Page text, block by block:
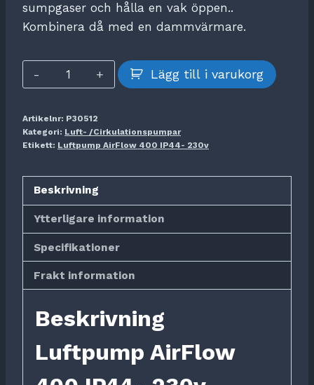
sumpgaser och hålla en vak öppen..
Kombinera då med en dammvärmare.
Luftpump
AirFlow
IP44-
230v
Lägg till i varukorg
Artikelnr: P30512
Kategori: Luft- /Cirkulationspumpar
Etikett: Luftpump AirFlow 400 IP44- 230v
Beskrivning
Ytterligare information
Specifikationer
Frakt information
Beskrivning
Luftpump AirFlow